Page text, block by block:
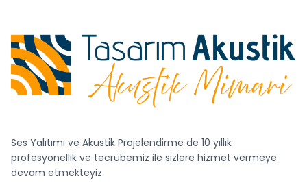
Ses Yalıtımı ve Akustik Projelendirme de 10 yıllık
profesyonellik ve tecrübemiz ile sizlere hizmet vermeye
devam etmekteyiz.